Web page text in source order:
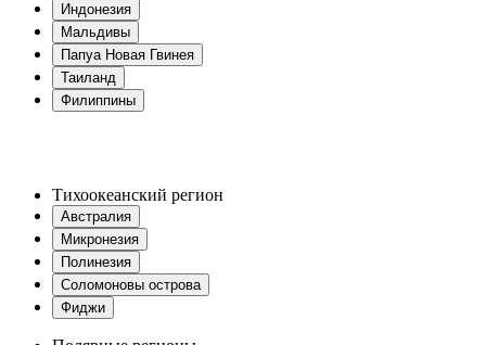
Индонезия
Мальдивы
Папуа Новая Гвинея
Таиланд
Филиппины
Тихоокеанский регион
Австралия
Микронезия
Полинезия
Соломоновы острова
Фиджи